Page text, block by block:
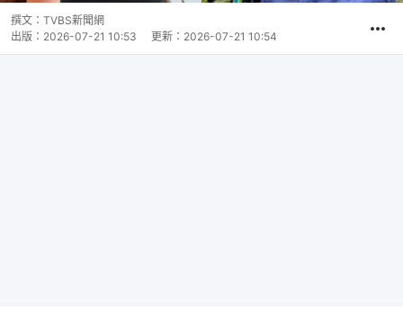
撰文： TVBS新聞網
出版： 2026-07-21 10:53 更新： 2026-07-21 10:54